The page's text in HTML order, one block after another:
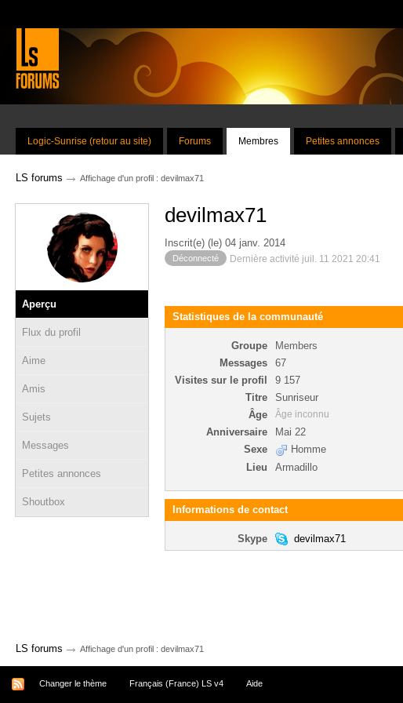
Logic-Sunrise (retour au site) Forums Membres Petites annonces
LS forums → Affichage d'un profil : devilmax71
Aperçu
Flux du profil
Aime
Amis
Sujets
Messages
Petites annonces
Shoutbox
devilmax71
Inscrit(e) (le) 04 janv. 2014
Déconnecté Dernière activité juil. 11 2021 20:41
Statistiques de la communauté
Groupe
Members
Messages
67
Visites sur le profil
9 157
Titre
Sunriseur
Âge
Âge inconnu
Anniversaire
Mai 22
Sexe
Homme
Lieu
Armadillo
Informations de contact
Skype devilmax71
LS forums → Affichage d'un profil : devilmax71
Changer le thème Français (France) LS v4 Aide